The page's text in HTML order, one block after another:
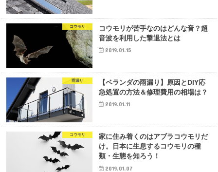
コウモリ
コウモリが苦手なのはどんな音？超
音波を利用した撃退法とは
2019.01.15
雨漏り
【ベランダの雨漏り】原因とDIY応
急処置の方法＆修理費用の相場は？
2019.01.11
コウモリ
家に住み着くのはアブラコウモリだ
け。日本に生息するコウモリの種
類・生態を知ろう！
2019.01.07